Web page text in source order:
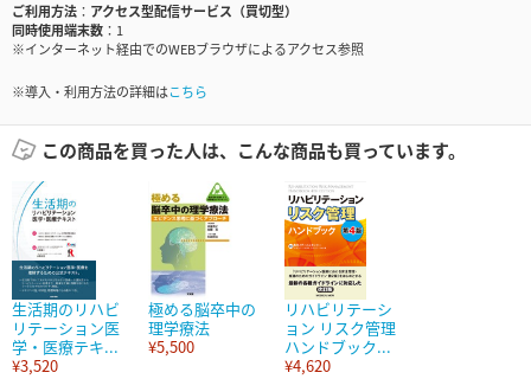
ご利用方法
アクセス型配信サービス（買切型）
同時使用端末数
1
※インターネット経由でのWEBブラウザによるアクセス参照
※導入・利用方法の詳細はこちら
この商品を買った人は、こんな商品も買っています。
生活期のリハビ
リテーション医
学・医療テキ...
¥3,520
極める脳卒中の
理学療法
¥5,500
リハビリテーシ
ョン リスク管理
ハンドブック...
¥4,620